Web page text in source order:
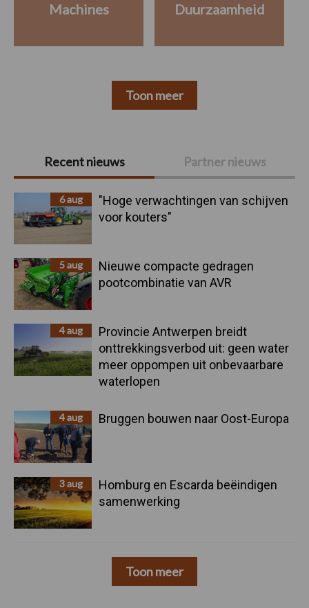
Primaire
Sidebar
Recent nieuws Partner nieuws
6 aug
"Hoge verwachtingen van schijven
voor kouters"
5 aug
Nieuwe compacte gedragen
pootcombinatie van AVR
4 aug
Provincie Antwerpen breidt
onttrekkingsverbod uit: geen water
meer oppompen uit onbevaarbare
waterlopen
4 aug Bruggen bouwen naar Oost-Europa
3 aug
Homburg en Escarda beëindigen
samenwerking
Toon meer
Machines Duurzaamheid
Toon meer